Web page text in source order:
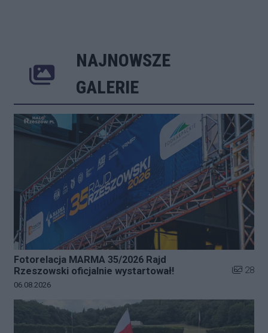
NAJNOWSZE
GALERIE
Fotorelacja MARMA 35/2026 Rajd
Rzeszowski oficjalnie wystartował!
Liczba
28
Data dodania galerii:
06.08.2026